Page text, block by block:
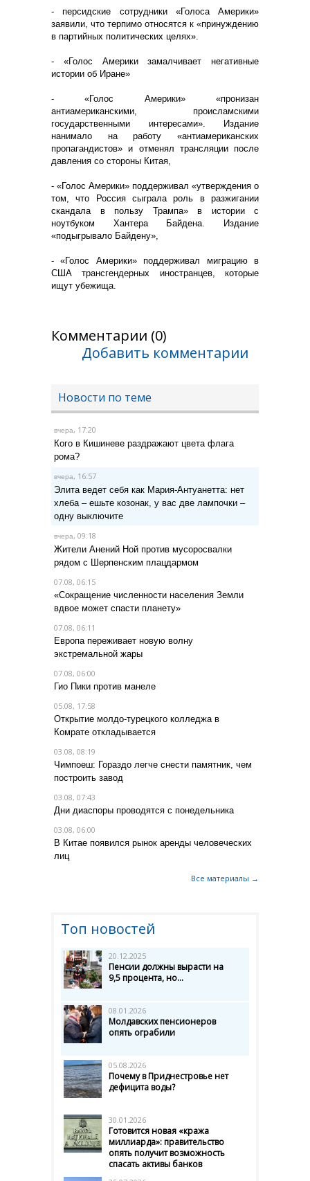
- персидские сотрудники «Голоса Америки»
заявили, что терпимо относятся к «принуждению
в партийных политических целях».
- «Голос Америки замалчивает негативные
истории об Иране»
- «Голос Америки» «пронизан
антиамериканскими, происламскими
государственными интересами». Издание
нанимало на работу «антиамериканских
пропагандистов» и отменял трансляции после
давления со стороны Китая,
- «Голос Америки» поддерживал «утверждения о
том, что Россия сыграла роль в разжигании
скандала в пользу Трампа» в истории с
ноутбуком Хантера Байдена. Издание
«подыгрывало Байдену»,
- «Голос Америки» поддерживал миграцию в
США трансгендерных иностранцев, которые
ищут убежища.
Комментарии (0)
Добавить комментарии
Новости по теме
вчера, 17:20
Кого в Кишиневе раздражают цвета флага
рома?
вчера, 16:57
Элита ведет себя как Мария-Антуанетта: нет
хлеба – ешьте козонак, у вас две лампочки –
одну выключите
вчера, 09:18
Жители Анений Ной против мусоросвалки
рядом с Шерпенским плацдармом
07.08, 06:15
«Сокращение численности населения Земли
вдвое может спасти планету»
07.08, 06:11
Европа переживает новую волну
экстремальной жары
07.08, 06:00
Гио Пики против манеле
05.08, 17:58
Открытие молдо-турецкого колледжа в
Комрате откладывается
03.08, 08:19
Чимпоеш: Гораздо легче снести памятник, чем
построить завод
03.08, 07:43
Дни диаспоры проводятся с понедельника
03.08, 06:00
В Китае появился рынок аренды человеческих
лиц
Все материалы →
Топ новостей
20.12.2025
Пенсии должны вырасти на
9,5 процента, но...
08.01.2026
Молдавских пенсионеров
опять ограбили
05.08.2026
Почему в Приднестровье нет
дефицита воды?
30.01.2026
Готовится новая «кража
миллиарда»: правительство
опять получит возможность
спасать активы банков